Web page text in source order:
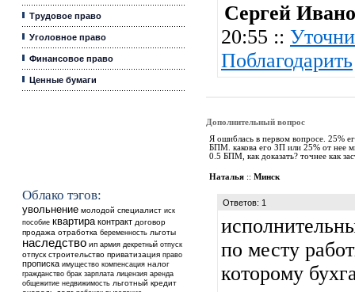
Трудовое право
Уголовное право
Финансовое право
Ценные бумаги
Облако тэгов:
увольнение молодой специалист иск
пособие квартира контракт договор
продажа отработка беременность льготы
наследство ип армия декретный отпуск
отпуск строительство приватизация право
прописка имущество компенсация налог
гражданство брак зарплата лицензия аренда
общежитие недвижимость льготный кредит
Сергей
20:55 ::
Поблагодарить
Дополнительный вопрос
Я ошиблась в первом вопросе. 25%
БПМ. какова его ЗП или 25% от нее
0.5 БПМ, как доказать? точнее как
Наталья :: Минск
Ответов: 1
по месту
которому